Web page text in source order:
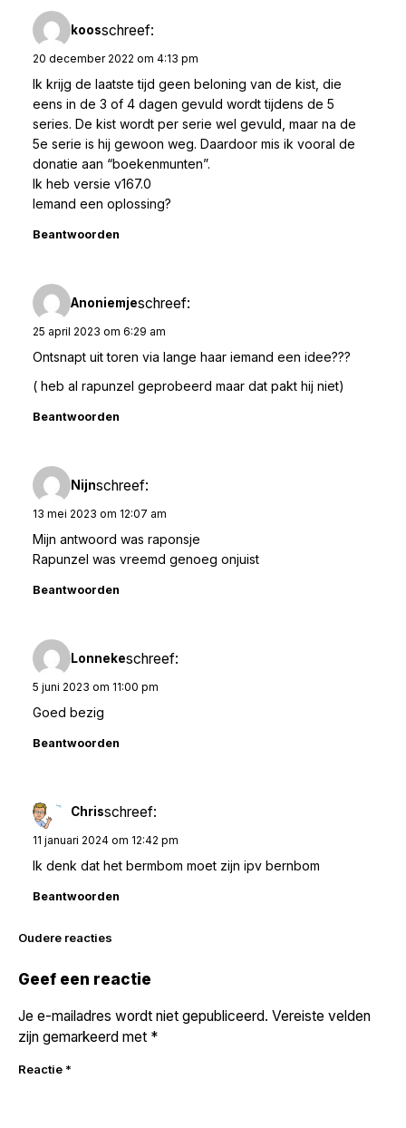
koosschreef:
20 december 2022 om 4:13 pm
Ik krijg de laatste tijd geen beloning van de kist, die
eens in de 3 of 4 dagen gevuld wordt tijdens de 5
series. De kist wordt per serie wel gevuld, maar na de
5e serie is hij gewoon weg. Daardoor mis ik vooral de
donatie aan “boekenmunten”.
Ik heb versie v167.0
Iemand een oplossing?
Beantwoorden
Anoniemjeschreef:
25 april 2023 om 6:29 am
Ontsnapt uit toren via lange haar iemand een idee???
( heb al rapunzel geprobeerd maar dat pakt hij niet)
Beantwoorden
Nijnschreef:
13 mei 2023 om 12:07 am
Mijn antwoord was raponsje
Rapunzel was vreemd genoeg onjuist
Beantwoorden
Lonnekeschreef:
5 juni 2023 om 11:00 pm
Goed bezig
Beantwoorden
Chrisschreef:
11 januari 2024 om 12:42 pm
Ik denk dat het bermbom moet zijn ipv bernbom
Beantwoorden
Reacties
navigatie
Oudere reacties
Geef een reactie
Je e-mailadres wordt niet gepubliceerd. Vereiste velden
zijn gemarkeerd met *
Reactie *